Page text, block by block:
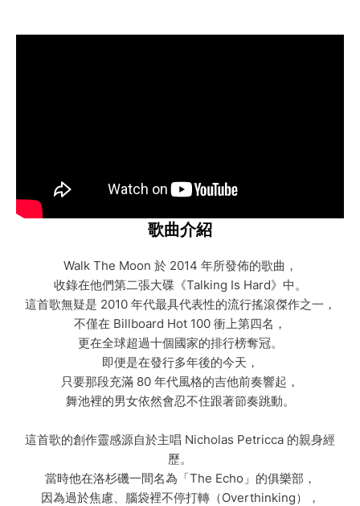
歌曲介紹
Walk The Moon 於 2014 年所發佈的歌曲，
收錄在他們第二張大碟《Talking Is Hard》中。
這首歌無疑是 2010 年代最具代表性的流行搖滾傑作之一，
不僅在 Billboard Hot 100 衝上第四名，
更在全球超過十個國家的排行榜奪冠。
即便是在發行多年後的今天，
只要那段充滿 80 年代風格的吉他前奏響起，
舞池裡的男女依然會忍不住跟著節奏跳動。
這首歌的創作靈感源自於主唱 Nicholas Petricca 的親身經
歷。
當時他在洛杉磯一間名為「The Echo」的俱樂部，
因為過於焦慮、腦袋裡不停打轉（Overthinking），